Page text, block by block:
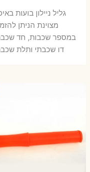
66 ₪.
גליל ניילון בועות
מצוינת הניתן
במספר שכבות, חד
דו שכבתי ותלת